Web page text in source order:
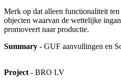
Merk op dat alleen functionaliteit
objecten waarvan de wettelijke
promoveert naar productie.
Summary - GUF aanvullingen en
Project - BRO LV